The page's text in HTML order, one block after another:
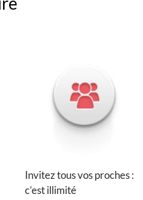
Invitez tous vos proches :
c’est illimité